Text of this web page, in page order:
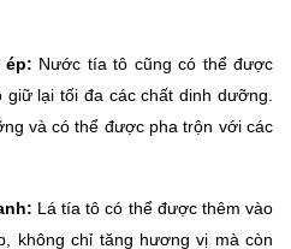
ép: Nước tía tô cũng có thể được
lại tối đa các chất dinh dưỡng.
và có thể được pha trộn với các
Lá tía tô có thể được thêm vào
không chỉ tăng hương vị mà còn